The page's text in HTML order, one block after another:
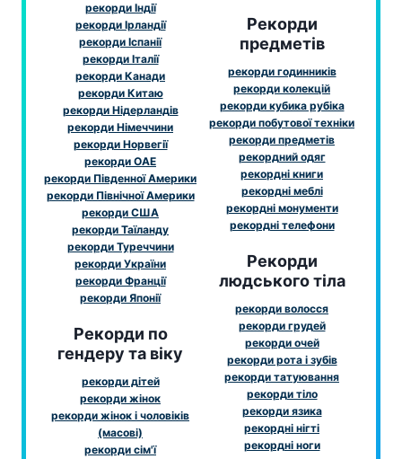
рекорди Індії
рекорди Ірландії
рекорди Іспанії
рекорди Італії
рекорди Канади
рекорди Китаю
рекорди Нідерландів
рекорди Німеччини
рекорди Норвегії
рекорди ОАЕ
рекорди Південної Америки
рекорди Північної Америки
рекорди США
рекорди Таїланду
рекорди Туреччини
рекорди України
рекорди Франції
рекорди Японії
Рекорди по
гендеру та віку
рекорди дітей
рекорди жінок
рекорди жінок і чоловіків
(масові)
рекорди сім'ї
Рекорди
предметів
рекорди годинників
рекорди колекцій
рекорди кубика рубіка
рекорди побутової техніки
рекорди предметів
рекордний одяг
рекордні книги
рекордні меблі
рекордні монументи
рекордні телефони
Рекорди
людського тіла
рекорди волосся
рекорди грудей
рекорди очей
рекорди рота і зубів
рекорди татуювання
рекорди тіло
рекорди язика
рекордні нігті
рекордні ноги